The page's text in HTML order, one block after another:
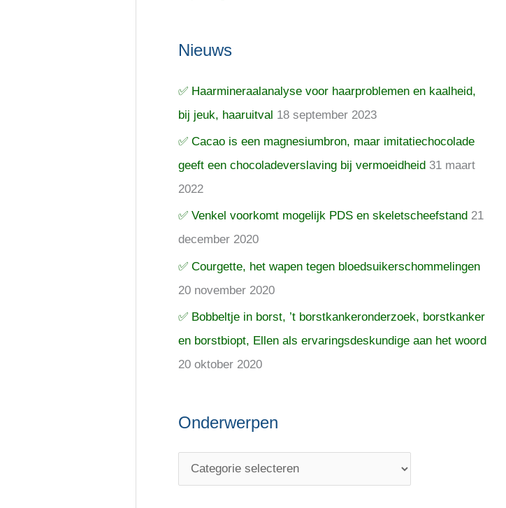
Nieuws
✅ Haarmineraalanalyse voor haarproblemen en kaalheid,
bij jeuk, haaruitval 18 september 2023
✅ Cacao is een magnesiumbron, maar imitatiechocolade
geeft een chocoladeverslaving bij vermoeidheid 31 maart
2022
✅ Venkel voorkomt mogelijk PDS en skeletscheefstand 21
december 2020
✅ Courgette, het wapen tegen bloedsuikerschommelingen
20 november 2020
✅ Bobbeltje in borst, ’t borstkankeronderzoek, borstkanker
en borstbiopt, Ellen als ervaringsdeskundige aan het woord
20 oktober 2020
Onderwerpen